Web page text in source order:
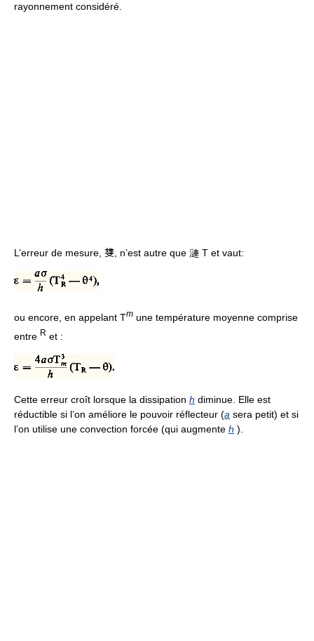
rayonnement considéré.
L’erreur de mesure, 﨎, n’est autre que 漣 T et vaut:
ou encore, en appelant Tm une température moyenne comprise
entre R et :
Cette erreur croît lorsque la dissipation h diminue. Elle est
réductible si l’on améliore le pouvoir réflecteur (a sera petit) et si
l’on utilise une convection forcée (qui augmente h ).